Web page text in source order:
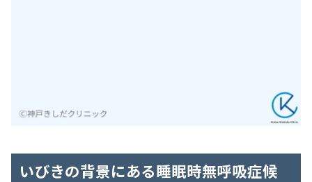
いびきの背景にある睡眠時無呼吸症候